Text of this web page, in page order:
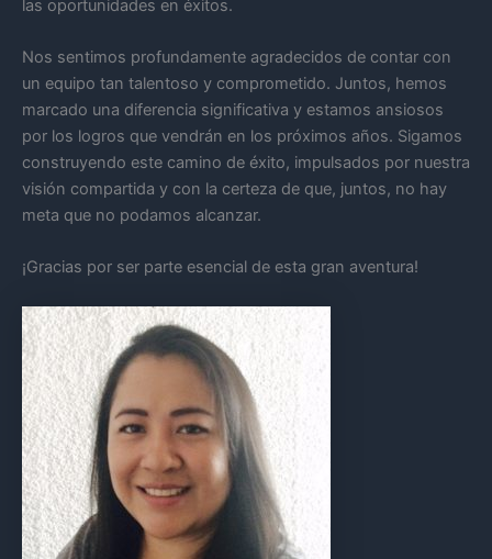
las oportunidades en éxitos.
Nos sentimos profundamente agradecidos de contar con
un equipo tan talentoso y comprometido. Juntos, hemos
marcado una diferencia significativa y estamos ansiosos
por los logros que vendrán en los próximos años. Sigamos
construyendo este camino de éxito, impulsados por nuestra
visión compartida y con la certeza de que, juntos, no hay
meta que no podamos alcanzar.
¡Gracias por ser parte esencial de esta gran aventura!